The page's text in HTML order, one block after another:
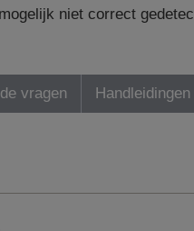
niet correct
vragen